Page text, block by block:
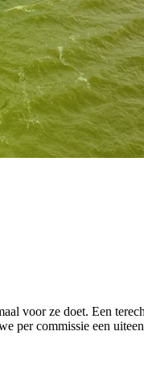
voor ze doet. Een
per commissie een